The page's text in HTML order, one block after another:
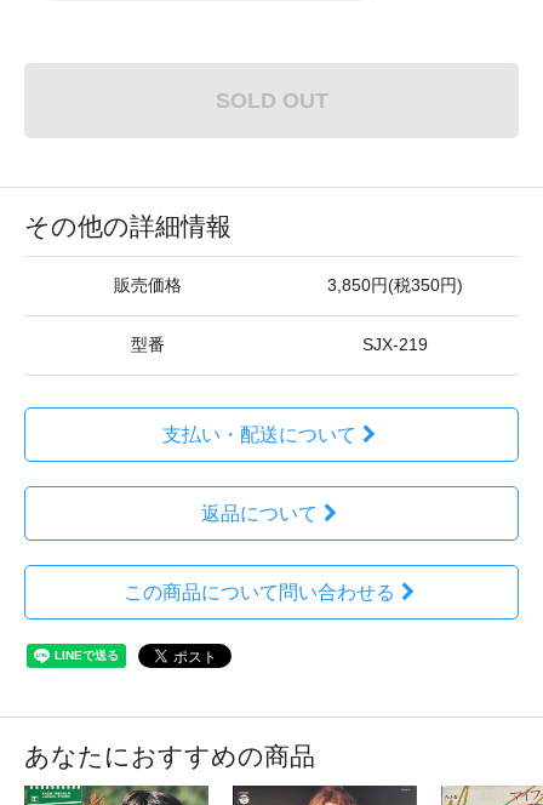
SOLD OUT
その他の詳細情報
販売価格 3,850円(税350円)
型番 SJX-219
支払い・配送について
返品について
この商品について問い合わせる
あなたにおすすめの商品